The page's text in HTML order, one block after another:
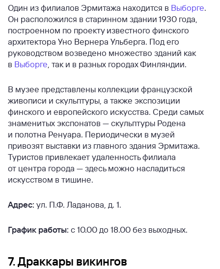
Один из филиалов Эрмитажа находится в Выборге.
Он расположился в старинном здании 1930 года,
построенном по проекту известного финского
архитектора Уно Вернера Ульберга. Под его
руководством возведено множество зданий как
в Выборге , так и в разных городах Финляндии.
В музее представлены коллекции французской
живописи и скульптуры, а также экспозиции
финского и европейского искусства. Среди самых
знаменитых экспонатов — скульптуры Родена
и полотна Ренуара. Периодически в музей
привозят выставки из главного здания Эрмитажа.
Туристов привлекает удаленность филиала
от центра города — здесь можно насладиться
искусством в тишине.
Адрес: ул. П.Ф. Ладанова, д. 1.
График работы: с 10.00 до 18.00 без выходных.
7. Драккары викингов